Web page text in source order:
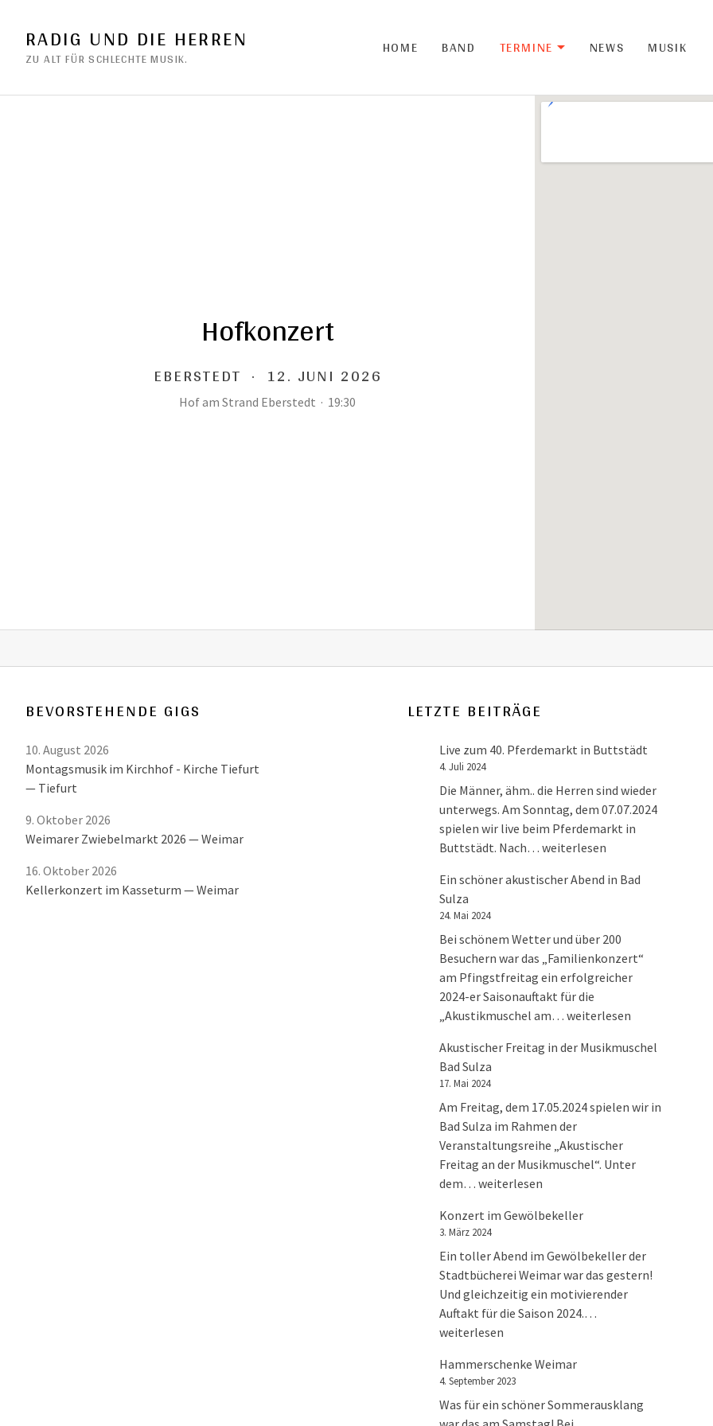
RADIG UND DIE HERREN
ZU ALT FÜR SCHLECHTE MUSIK. HOME BAND TERMINE NEWS MUSIK
Hofkonzert
EBERSTEDT · 12. JUNI 2026
Hof am Strand Eberstedt · 19:30
BEVORSTEHENDE GIGS
Montagsmusik im Kirchhof - Kirche Tiefurt
Tiefurt
10. August 2026
Weimarer Zwiebelmarkt 2026 Weimar
9. Oktober 2026
Kellerkonzert im Kasseturm Weimar
16. Oktober 2026
LETZTE BEITRÄGE
Live zum 40. Pferdemarkt in Buttstädt
4. Juli 2024
Die Männer, ähm.. die Herren sind wieder
unterwegs. Am Sonntag, dem 07.07.2024
spielen wir live beim Pferdemarkt in
Buttstädt. Nach… Live zum 40. Pferdemarkt in
weiterlesen
Ein schöner akustischer Abend in Bad
Sulza
24. Mai 2024
Bei schönem Wetter und über 200
Besuchern war das „Familienkonzert“
am Pfingstfreitag ein erfolgreicher
2024-er Saisonauftakt für die
„Akustikmuschel am… Ein schöner akustischer
weiterlesen
Akustischer Freitag in der Musikmuschel
Bad Sulza
17. Mai 2024
Am Freitag, dem 17.05.2024 spielen wir in
Bad Sulza im Rahmen der
Veranstaltungsreihe „Akustischer
Freitag an der Musikmuschel“. Unter
dem… Akustischer Freitag in der Musikmuschel
weiterlesen
Konzert im Gewölbekeller
3. März 2024
Ein toller Abend im Gewölbekeller der
Stadtbücherei Weimar war das gestern!
Und gleichzeitig ein motivierender
Auftakt für die Saison 2024.…
weiterlesen
Hammerschenke Weimar
4. September 2023
Was für ein schöner Sommerausklang